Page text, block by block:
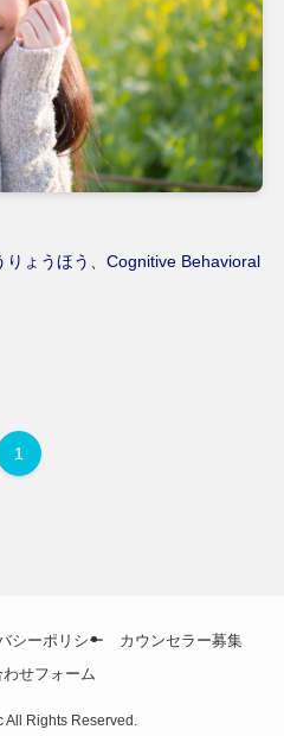
ょうほう、Cognitive Behavioral
1
シーポリシー
カウンセラー募集
せフォーム
Rights Reserved.